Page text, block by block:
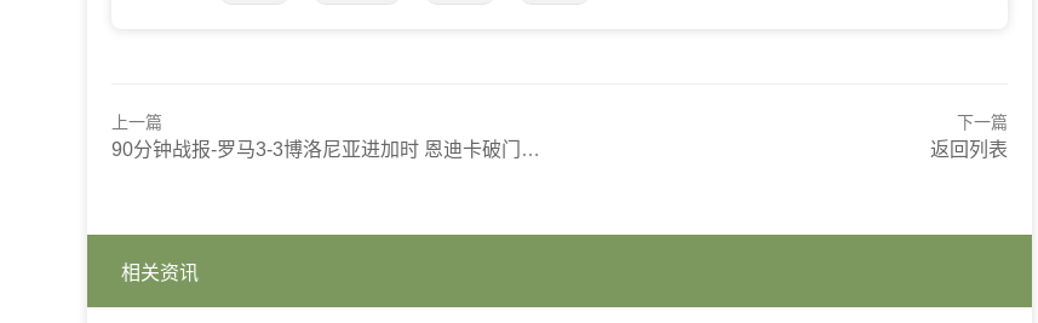
上一篇
90分钟战报-罗马3-3博洛尼亚进加时 恩迪卡破门+送礼马伦点射建功
下一篇
返回列表
相关资讯